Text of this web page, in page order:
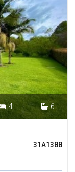
4  6
31A1388